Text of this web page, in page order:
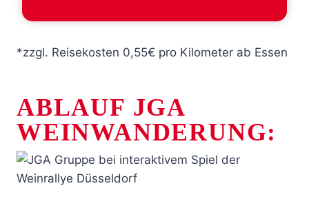
*zzgl. Reisekosten 0,55€ pro Kilometer ab Essen
ABLAUF JGA
WEINWANDERUNG: